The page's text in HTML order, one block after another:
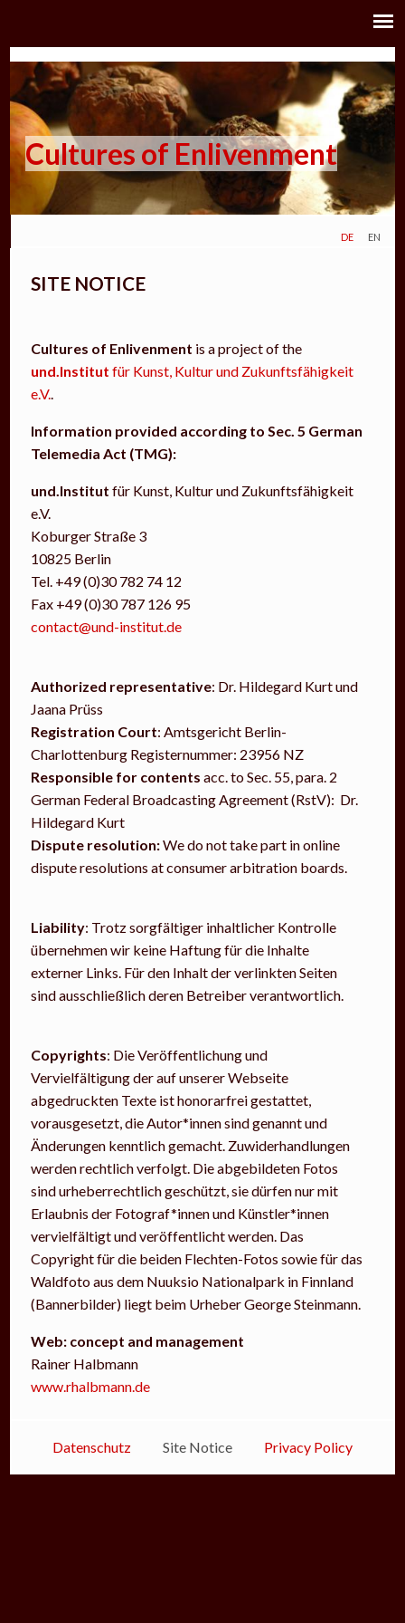
Cultures of Enlivenment
de en
SITE NOTICE
Cultures of Enlivenment is a project of the
und.Institut für Kunst, Kultur und Zukunftsfähigkeit
e.V.
Information provided according to Sec. 5 German
Telemedia Act (TMG):
und.Institut für Kunst, Kultur und Zukunftsfähigkeit
e.V.
Koburger Straße 3
10825 Berlin
Tel. +49 (0)30 782 74 12
Fax +49 (0)30 787 126 95
contact@und-institut.de
Authorized representative: Dr. Hildegard Kurt und
Jaana Prüss
Registration Court: Amtsgericht Berlin-
Charlottenburg Registernummer: 23956 NZ
Responsible for contents acc. to Sec. 55, para. 2
German Federal Broadcasting Agreement (RstV): Dr.
Hildegard Kurt
Dispute resolution:We do not take part in online
dispute resolutions at consumer arbitration boards.
Liability: Trotz sorgfältiger inhaltlicher Kontrolle
übernehmen wir keine Haftung für die Inhalte
externer Links. Für den Inhalt der verlinkten Seiten
sind ausschließlich deren Betreiber verantwortlich.
Copyrights: Die Veröffentlichung und
Vervielfältigung der auf unserer Webseite
abgedruckten Texte ist honorarfrei gestattet,
vorausgesetzt, die Autor*innen sind genannt und
Änderungen kenntlich gemacht. Zuwiderhandlungen
werden rechtlich verfolgt. Die abgebildeten Fotos
sind urheberrechtlich geschützt, sie dürfen nur mit
Erlaubnis der Fotograf*innen und Künstler*innen
vervielfältigt und veröffentlicht werden. Das
Copyright für die beiden Flechten-Fotos sowie für das
Waldfoto aus dem Nuuksio Nationalpark in Finnland
(Bannerbilder) liegt beim Urheber George Steinmann.
Web: concept and management
Rainer Halbmann
www.rhalbmann.de
Datenschutz Site Notice Privacy Policy